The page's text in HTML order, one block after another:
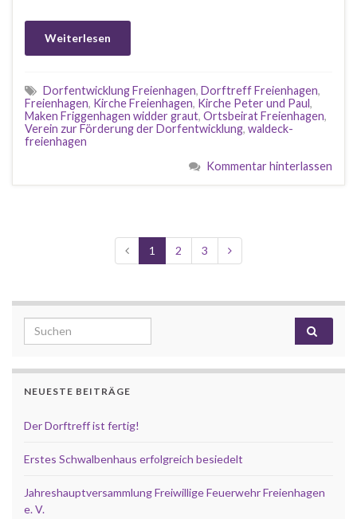
Weiterlesen
Dorfentwicklung Freienhagen, Dorftreff Freienhagen,
Freienhagen, Kirche Freienhagen, Kirche Peter und Paul,
Maken Friggenhagen widder graut, Ortsbeirat Freienhagen,
Verein zur Förderung der Dorfentwicklung, waldeck-
freienhagen
Kommentar hinterlassen
1 2 3
Search for:
NEUESTE BEITRÄGE
Der Dorftreff ist fertig!
Erstes Schwalbenhaus erfolgreich besiedelt
Jahreshauptversammlung Freiwillige Feuerwehr Freienhagen
e. V.